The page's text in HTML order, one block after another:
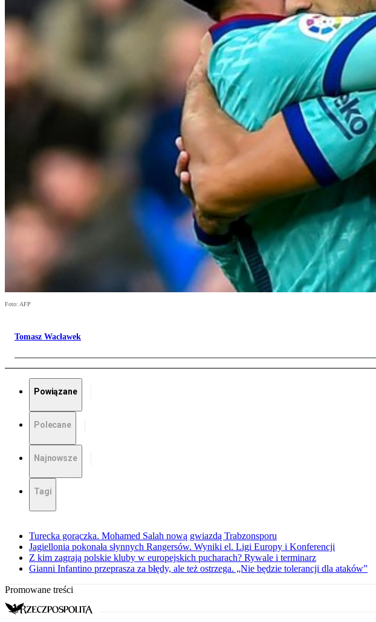
Foto: AFP
Tomasz Wacławek
Powiązane
Polecane
Najnowsze
Tagi
Turecka gorączka. Mohamed Salah nową gwiazdą Trabzonsporu
Jagiellonia pokonała słynnych Rangersów. Wyniki el. Ligi Europy i Konferencji
Z kim zagrają polskie kluby w europejskich pucharach? Rywale i terminarz
Gianni Infantino przeprasza za błędy, ale też ostrzega. „Nie będzie tolerancji dla ataków”
Promowane treści